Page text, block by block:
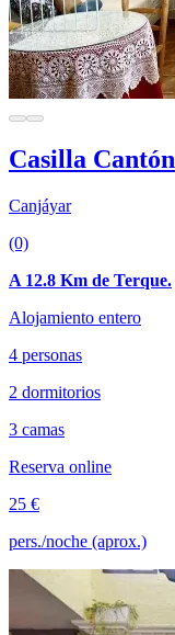
Casilla Cantón
Canjáyar
(0)
A 12.8 Km de Terque.
Alojamiento entero
4 personas
2 dormitorios
3 camas
Reserva online
25 €
pers./noche (aprox.)